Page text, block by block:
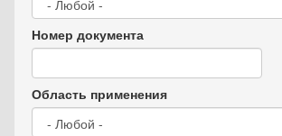
Номер документа
Область применения